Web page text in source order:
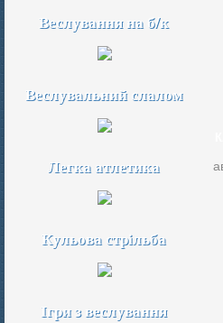
Веслування на б/к
Веслувальний слалом
Легка атлетика
Кульова стрільба
Ігри з веслування